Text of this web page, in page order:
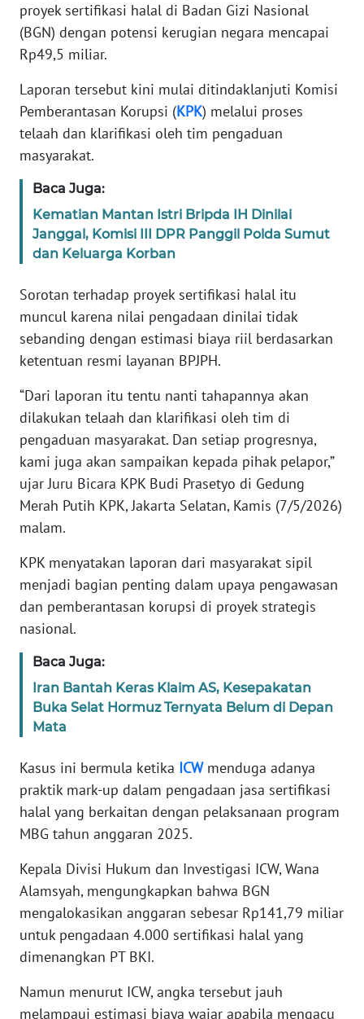
proyek sertifikasi halal di Badan Gizi Nasional
(BGN) dengan potensi kerugian negara mencapai
Rp49,5 miliar.
Laporan tersebut kini mulai ditindaklanjuti Komisi
Pemberantasan Korupsi (KPK) melalui proses
telaah dan klarifikasi oleh tim pengaduan
masyarakat.
Baca Juga:
Kematian Mantan Istri Bripda IH Dinilai
Janggal, Komisi III DPR Panggil Polda Sumut
dan Keluarga Korban
Sorotan terhadap proyek sertifikasi halal itu
muncul karena nilai pengadaan dinilai tidak
sebanding dengan estimasi biaya riil berdasarkan
ketentuan resmi layanan BPJPH.
“Dari laporan itu tentu nanti tahapannya akan
dilakukan telaah dan klarifikasi oleh tim di
pengaduan masyarakat. Dan setiap progresnya,
kami juga akan sampaikan kepada pihak pelapor,”
ujar Juru Bicara KPK Budi Prasetyo di Gedung
Merah Putih KPK, Jakarta Selatan, Kamis (7/5/2026)
malam.
KPK menyatakan laporan dari masyarakat sipil
menjadi bagian penting dalam upaya pengawasan
dan pemberantasan korupsi di proyek strategis
nasional.
Baca Juga:
Iran Bantah Keras Klaim AS, Kesepakatan
Buka Selat Hormuz Ternyata Belum di Depan
Mata
Kasus ini bermula ketika ICWmenduga adanya
praktik mark-up dalam pengadaan jasa sertifikasi
halal yang berkaitan dengan pelaksanaan program
MBG tahun anggaran 2025.
Kepala Divisi Hukum dan Investigasi ICW, Wana
Alamsyah, mengungkapkan bahwa BGN
mengalokasikan anggaran sebesar Rp141,79 miliar
untuk pengadaan 4.000 sertifikasi halal yang
dimenangkan PT BKI.
Namun menurut ICW, angka tersebut jauh
melampaui estimasi biaya wajar apabila mengacu
KONTAK
KAMI
INFO
IKLAN
KAMI
PEDOMAN
MEDIA
SIBER
DISCLAIMER
Wahana
Regional
WN
SUMUT
JAKARTA
WN
JABAR
WN
BANTEN
WN
WN
KEPRI
PAPUA
WN
PAPUA
BARAT